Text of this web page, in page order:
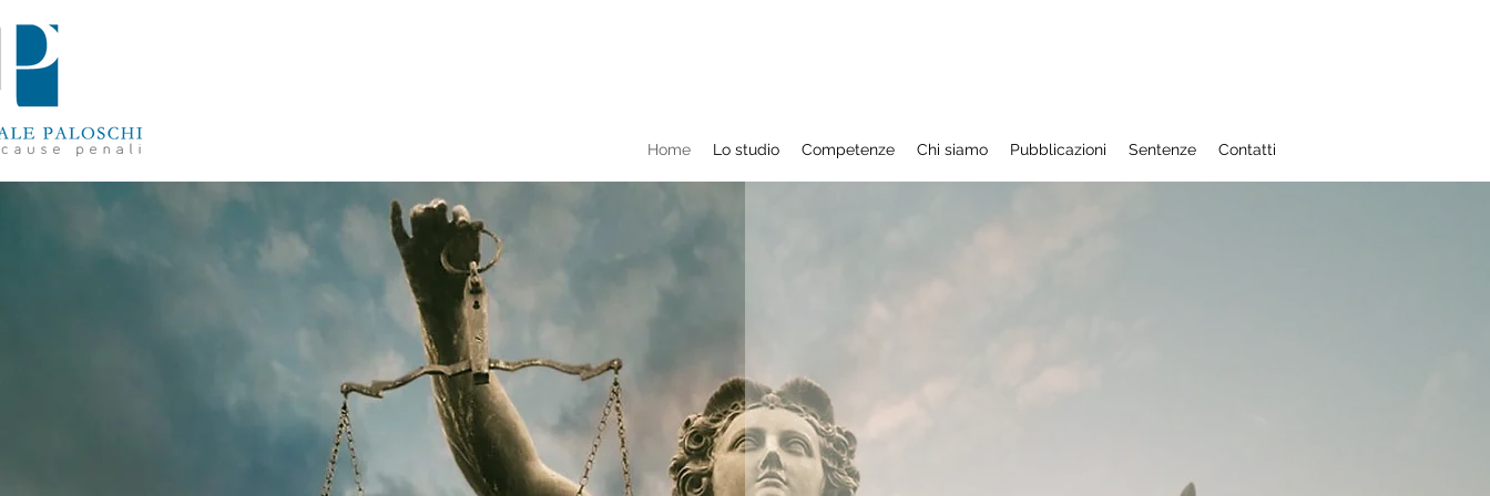
Home Lo studio Competenze Chi siamo Pubblicazioni Sentenze Contatti
Assistenza